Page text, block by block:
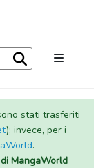
stati trasferiti
); invece, per i
.
MangaWorld